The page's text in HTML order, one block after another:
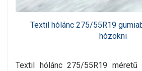
Textil hólánc 275/55R19
hózokni
Textil hólánc 275/55R19 méretű